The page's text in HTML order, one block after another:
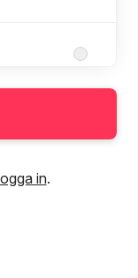
in.